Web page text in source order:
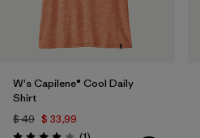
W's Capilene® Cool Daily
Shirt
$ 49 $ 33,99